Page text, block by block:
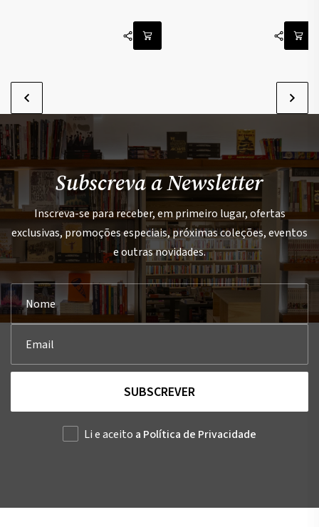
Subscreva a Newsletter
Inscreva-se para receber, em primeiro lugar, ofertas
exclusivas, promoções especiais, próximas coleções, eventos
e outras novidades.
SUBSCREVER
Li e aceito a Política de Privacidade